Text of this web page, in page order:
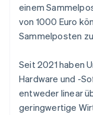
einem
von 1000 Euro
Sammelposten
Seit 2021 haben
Hardware und -
entweder linear
geringwertige